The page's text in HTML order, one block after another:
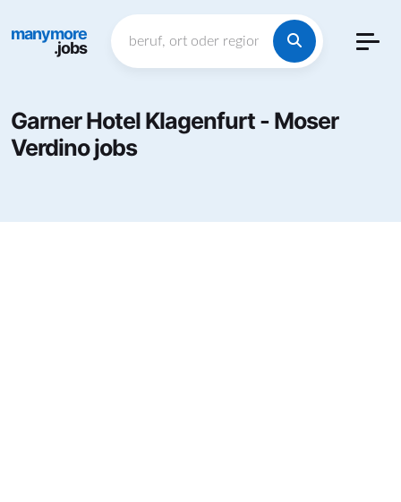
manymore
.jobs
Garner Hotel Klagenfurt - Moser
Verdino jobs